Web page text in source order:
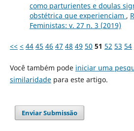
como parturientes e doulas
obstétrica que experienciam ,
Feministas: v. 27 n. 3 (2019)
<< < 44 45 46 47 48 49 50 51 52 53 54
Você também pode iniciar uma
similaridadepara este artigo.
Enviar Submissão